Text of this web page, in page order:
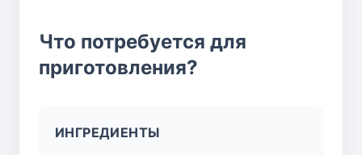
Что потребуется для
приготовления?
ИНГРЕДИЕНТЫ